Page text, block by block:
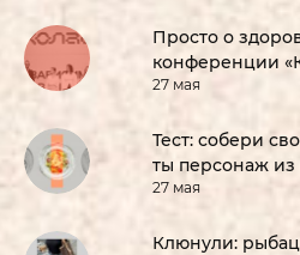
Просто о
конференции
27 мая
Тест: собери
ты персонаж из
27 мая
Клюнули: